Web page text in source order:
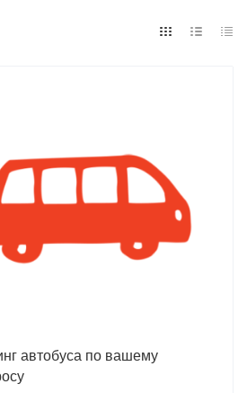
автобуса по вашему